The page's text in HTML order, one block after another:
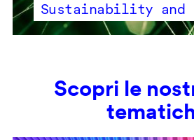
Sustainability and
Scopri le